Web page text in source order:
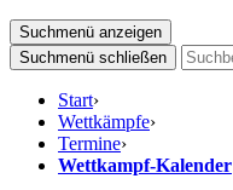
Suchmenü anzeigen
Suchmenü schließen
Start›
Wettkämpfe›
Termine›
Wettkampf-Kalender